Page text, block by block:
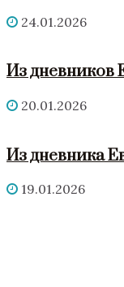
24.01.2026
Из дневников
20.01.2026
Из дневника
19.01.2026